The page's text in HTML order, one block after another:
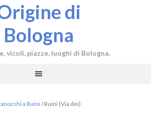
di
Bologna
vicoli, piazze, luoghi di Bologna.
a Ruini/Ruini (Via dei)